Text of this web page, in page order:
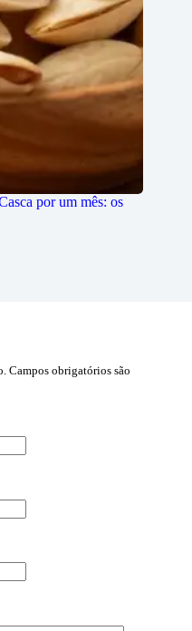
por um mês: os
Campos obrigatórios são